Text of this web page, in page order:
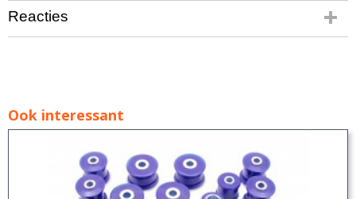
High quality polyurethane bush kit for leaf springs and
shackle.
Reacties
Ook interessant